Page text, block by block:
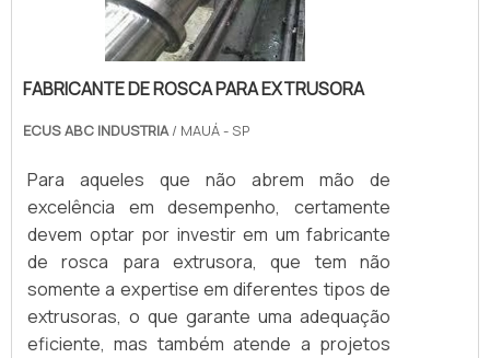
FABRICANTE DE ROSCA PARA EXTRUSORA
ECUS ABC INDUSTRIA/ MAUÁ - SP
Para aqueles que não abrem mão de
excelência em desempenho, certamente
devem optar por investir em um fabricante
de rosca para extrusora, que tem não
somente a expertise em diferentes tipos de
extrusoras, o que garante uma adequação
eficiente, mas também atende a projetos